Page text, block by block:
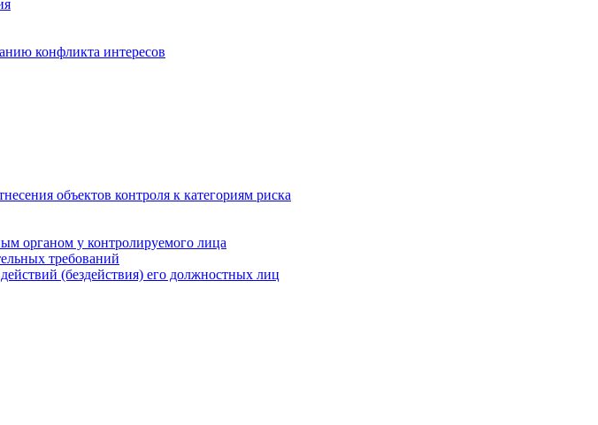
конфликта интересов
объектов контроля к категориям риска
органом у контролируемого лица
требований
(бездействия) его должностных лиц